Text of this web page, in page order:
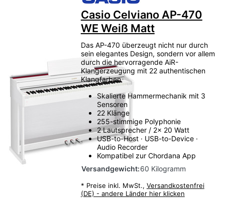
Casio Celviano AP-470
WE Weiß Matt
Das AP-470 überzeugt nicht nur durch
sein elegantes Design, sondern vor allem
durch die hervorragende AiR-
Klangerzeugung mit 22 authentischen
Klangfarben
Skalierte Hammermechanik mit 3
Sensoren
22 Klänge
255-stimmige Polyphonie
2 Lautsprecher / 2x 20 Watt
USB-to-Host · USB-to-Device ·
Audio Recorder
Kompatibel zur Chordana App
Versandgewicht:60 Kilogramm
* Preise inkl. MwSt., Versandkostenfrei
(DE) - andere Länder hier klicken